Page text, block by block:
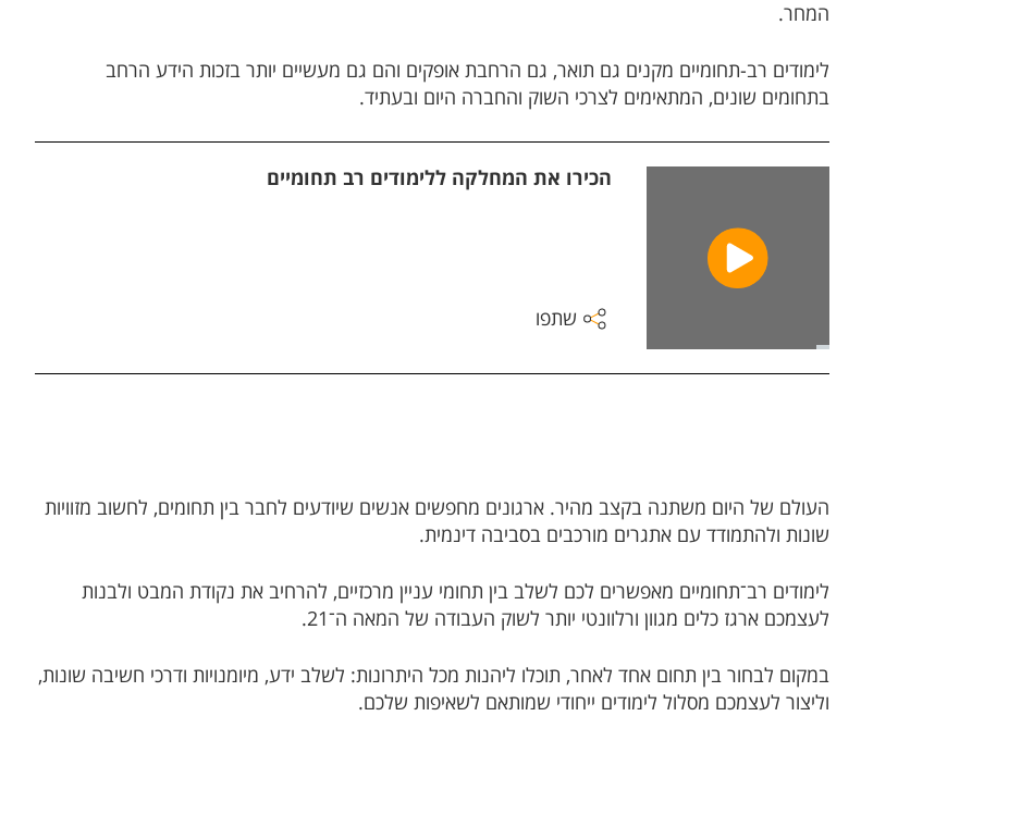
המחר.
לימודים רב-תחומיים מקנים גם תואר, גם הרחבת אופקים והם גם מעשיים יותר בזכות הידע הרחב
בתחומים שונים, המתאימים לצרכי השוק והחברה היום ובעתיד.
הכירו את המחלקה ללימודים רב תחומיים
שתפו
העולם של היום משתנה בקצב מהיר. ארגונים מחפשים אנשים שיודעים לחבר בין תחומים, לחשוב מזוויות
שונות ולהתמודד עם אתגרים מורכבים בסביבה דינמית.
לימודים רב־תחומיים מאפשרים לכם לשלב בין תחומי עניין מרכזיים, להרחיב את נקודת המבט ולבנות
לעצמכם ארגז כלים מגוון ורלוונטי יותר לשוק העבודה של המאה ה־21
.
במקום לבחור בין תחום אחד לאחר, תוכלו ליהנות מכל היתרונות: לשלב ידע, מיומנויות ודרכי חשיבה שונות,
וליצור לעצמכם מסלול לימודים ייחודי שמותאם לשאיפות שלכם.